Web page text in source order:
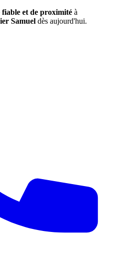
fiable et de proximité à
Samuel dès aujourd'hui.